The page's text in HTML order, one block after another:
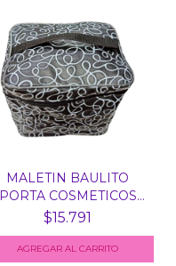
MALETIN BAULITO
PORTA COSMETICOS
HERRAMI...
$15.791
AGREGAR AL CARRITO